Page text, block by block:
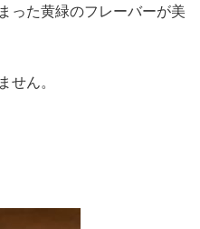
った黄緑のフレーバーが美
せん。